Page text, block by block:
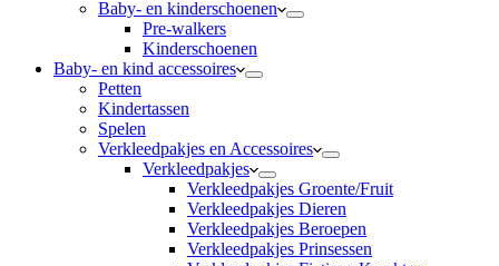
Baby- en kinderschoenen
Pre-walkers
Kinderschoenen
Baby- en kind accessoires
Petten
Kindertassen
Spelen
Verkleedpakjes en Accessoires
Verkleedpakjes
Verkleedpakjes Groente/Fruit
Verkleedpakjes Dieren
Verkleedpakjes Beroepen
Verkleedpakjes Prinsessen